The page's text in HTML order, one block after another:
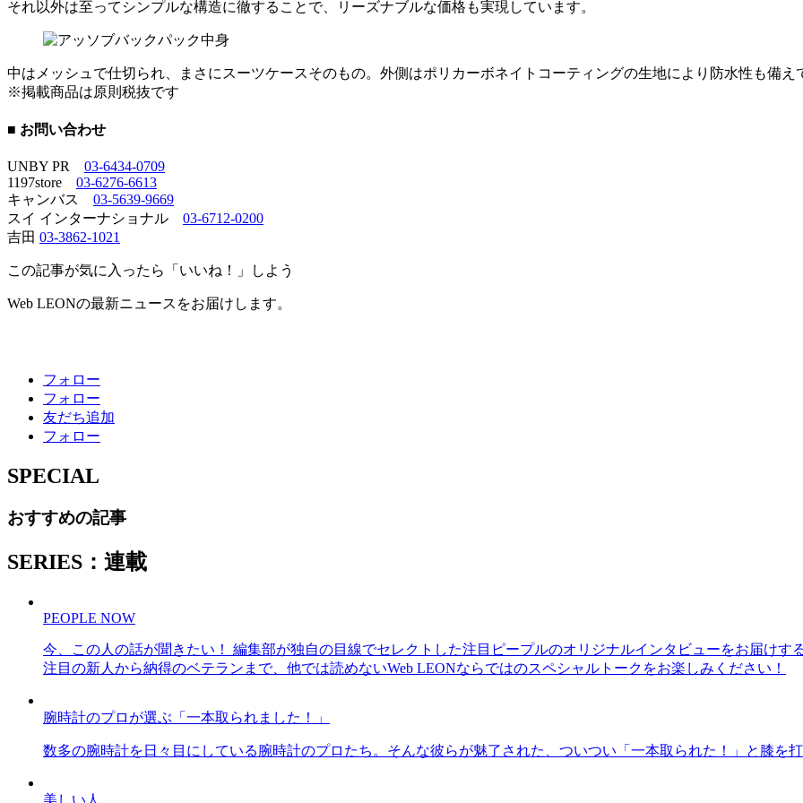
それ以外は至ってシンプルな構造に徹することで、リーズナブルな価格も実現しています。
中はメッシュで仕切られ、まさにスーツケースそのもの。外側はポリカーボネイトコーティングの生地により防水性も備え
※掲載商品は原則税抜です
■ お問い合わせ
UNBY PR 03-6434-0709
1197store 03-6276-6613
キャンバス 03-5639-9669
スイ インターナショナル 03-6712-0200
吉田 03-3862-1021
この記事が気に入ったら「いいね！」しよう
Web LEONの最新ニュースをお届けします。
フォロー
フォロー
友だち追加
フォロー
SPECIAL
おすすめの記事
SERIES：連載
PEOPLE NOW
今、この人の話が聞きたい！ 編集部が独自の目線でセレクトした注目ピープルのオリジナルインタビューをお届けす
注目の新人から納得のベテランまで、他では読めないWeb LEONならではのスペシャルトークをお楽しみください！
腕時計のプロが選ぶ「一本取られました！」
数多の腕時計を日々目にしている腕時計のプロたち。そんな彼らが魅了された、ついつい「一本取られた！」と膝を
美しい人